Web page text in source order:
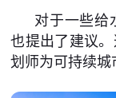
对于一些给
也提出了建议
划师为可持续城